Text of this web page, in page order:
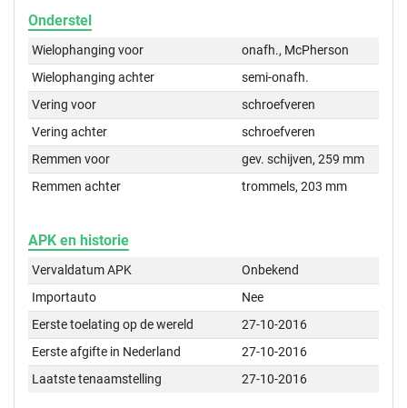
Onderstel
Wielophanging voor
onafh., McPherson
Wielophanging achter
semi-onafh.
Vering voor
schroefveren
Vering achter
schroefveren
Remmen voor
gev. schijven, 259 mm
Remmen achter
trommels, 203 mm
APK en historie
Vervaldatum APK
Onbekend
Importauto
Nee
Eerste toelating op de wereld
27-10-2016
Eerste afgifte in Nederland
27-10-2016
Laatste tenaamstelling
27-10-2016